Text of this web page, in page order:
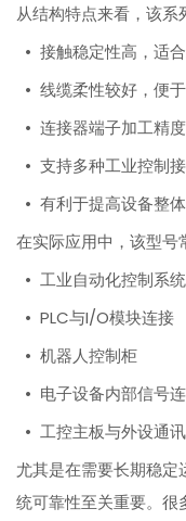
从结构特点来看，该系
• 接触稳定性高，适
• 线缆柔性较好，便
• 连接器端子加工精
• 支持多种工业控制
• 有利于提高设备整
在实际应用中，该型号
• 工业自动化控制系统
• PLC与I/O模块连接
• 机器人控制柜
• 电子设备内部信号
• 工控主板与外设通
尤其是在需要长期稳
统可靠性至关重要。很